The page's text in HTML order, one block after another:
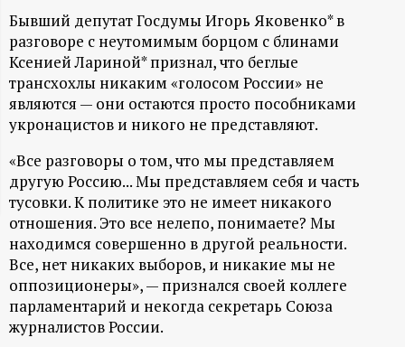
ф
о
р
м
а
ц
и
о
Бывший депутат Госдумы Игорь Яковенко* в
разговоре с неутомимым борцом с блинами
Ксенией Лариной* признал, что беглые
трансхохлы никаким «голосом России» не
являются — они остаются просто пособниками
укронацистов и никого не представляют.
«Все разговоры о том, что мы представляем
другую Россию... Мы представляем себя и часть
тусовки. К политике это не имеет никакого
отношения. Это все нелепо, понимаете? Мы
находимся совершенно в другой реальности.
Все, нет никаких выборов, и никакие мы не
оппозиционеры», — признался своей коллеге
парламентарий и некогда секретарь Союза
журналистов России.